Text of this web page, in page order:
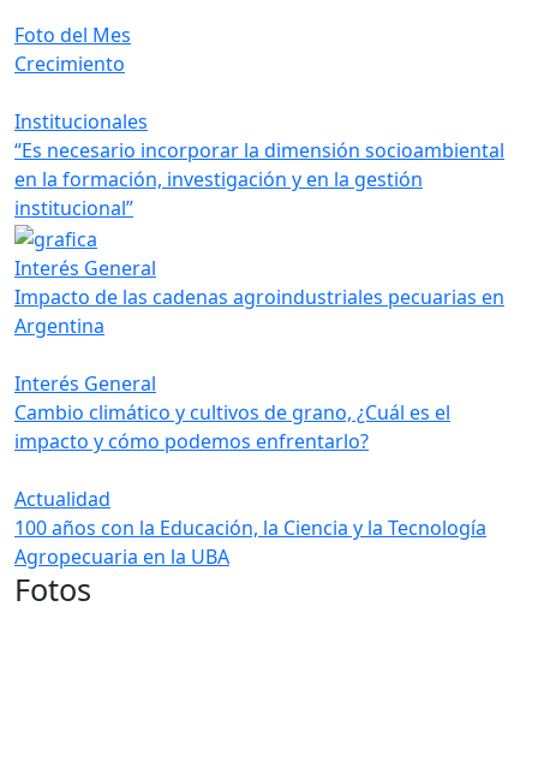
Foto del Mes
Crecimiento
Institucionales
“Es necesario incorporar la dimensión socioambiental
en la formación, investigación y en la gestión
institucional”
Interés General
Impacto de las cadenas agroindustriales pecuarias en
Argentina
Interés General
Cambio climático y cultivos de grano, ¿Cuál es el
impacto y cómo podemos enfrentarlo?
Actualidad
100 años con la Educación, la Ciencia y la Tecnología
Agropecuaria en la UBA
Fotos